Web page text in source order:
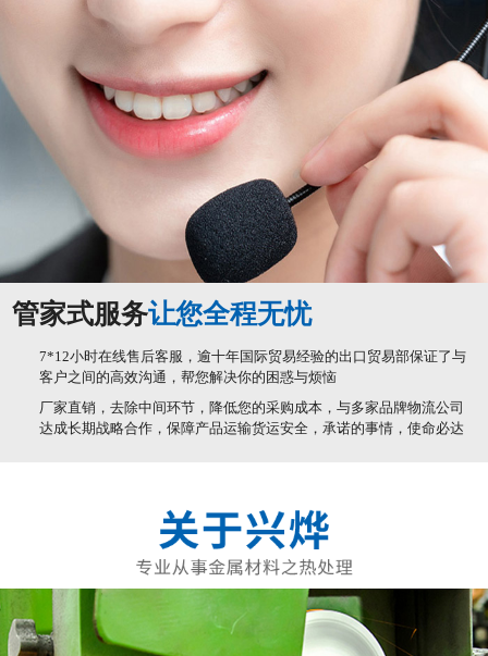
管家式服务让您全程无忧
7*12小时在线售后客服，逾十年国际贸易经验的出口贸易部保证了与
客户之间的高效沟通，帮您解决你的困惑与烦恼
厂家直销，去除中间环节，降低您的采购成本，与多家品牌物流公司
达成长期战略合作，保障产品运输货运安全，承诺的事情，使命必达